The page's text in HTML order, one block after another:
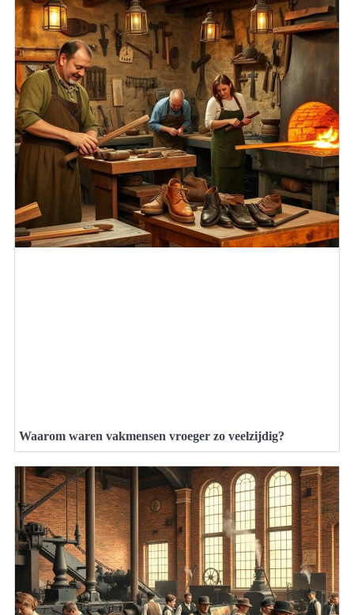
Waarom waren vakmensen vroeger zo veelzijdig?